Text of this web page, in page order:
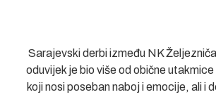
Sarajevski derbi između NK
oduvijek je bio više od obične utakmice
koji nosi poseban naboj i emocije, ali i